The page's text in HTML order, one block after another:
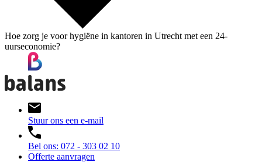
Hoe zorg je voor hygiëne in kantoren in Utrecht met een 24-
uurseconomie?
Stuur ons een e-mail
Bel ons: 072 - 303 02 10
Offerte aanvragen